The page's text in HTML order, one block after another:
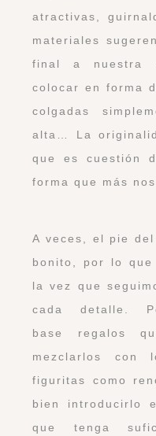
atractivas,
materiales
final a nuestra
colocar en forma
colgadas
alta… La
que es cuestión
forma que más nos
A veces, el pie
bonito, por lo
la vez que
cada detalle.
base regalos
mezclarlos con
figuritas como
bien introducirlo
que tenga